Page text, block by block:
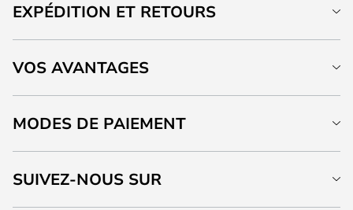
EXPÉDITION ET RETOURS
VOS AVANTAGES
MODES DE PAIEMENT
SUIVEZ-NOUS SUR